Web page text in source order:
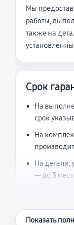
Мы
работы,
также на
Срок
На
срок
На
На детали,
— до 3
Что
Показать